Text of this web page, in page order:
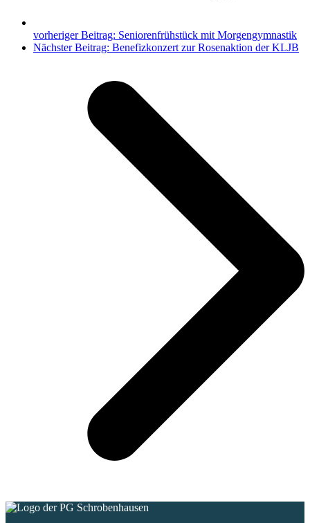
vorheriger Beitrag: Seniorenfrühstück mit Morgengymnastik
Nächster Beitrag: Benefizkonzert zur Rosenaktion der KLJB